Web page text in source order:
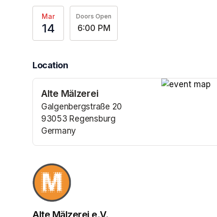
Mar
14
Doors Open
6:00 PM
Location
Alte Mälzerei
Galgenbergstraße 20
93053 Regensburg
Germany
(opens in a new tab)